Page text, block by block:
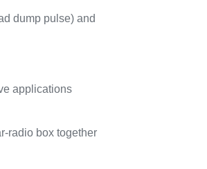
dump pulse) and
applications
radio box together